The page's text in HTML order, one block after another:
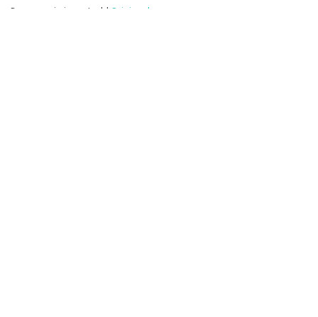
De recensie is vertaald Origineel weergeven